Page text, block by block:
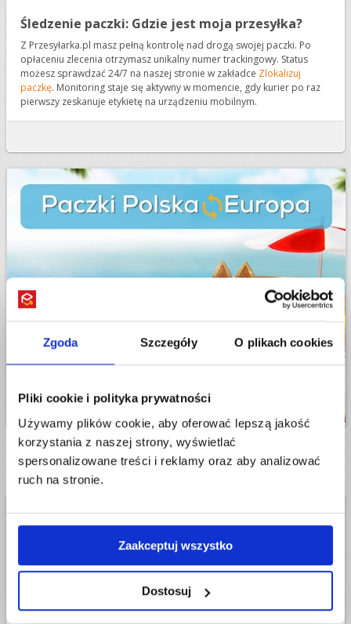
Zgoda Szczegóły O plikach cookies
Pliki cookie i polityka prywatności
Używamy plików cookie, aby oferować lepszą jakość
korzystania z naszej strony, wyświetlać
spersonalizowane treści i reklamy oraz aby analizować
ruch na stronie.
Zaakceptuj wszystko
Dostosuj
Śledzenie paczki: Gdzie jest moja przesyłka?
Z Przesyłarka.pl masz pełną kontrolę nad drogą swojej paczki. Po
opłaceniu zlecenia otrzymasz unikalny numer trackingowy. Status
możesz sprawdzać 24/7 na naszej stronie w zakładce Zlokalizuj
paczkę. Monitoring staje się aktywny w momencie, gdy kurier po raz
pierwszy zeskanuje etykietę na urządzeniu mobilnym.
Paczka do Luksemburga -
najważniejsze informacje
Jak wysłać paczkę do Luksemburga krok po
kroku